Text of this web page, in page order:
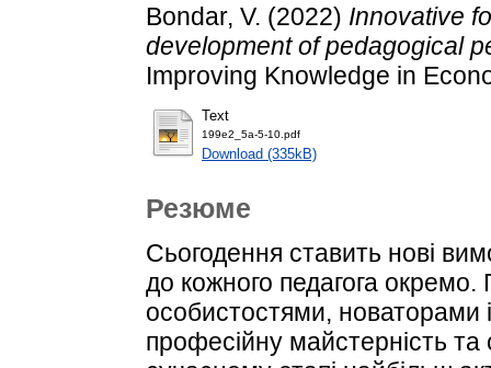
Bondar, V. (2022) Innovative
development of pedagogical
Improving Knowledge in
Text
199e2_5a-5-10.pdf
Download (335kB)
Резюме
Сьогодення ставить нові
до кожного педагога
особистостями, новаторами
професійну майстерність